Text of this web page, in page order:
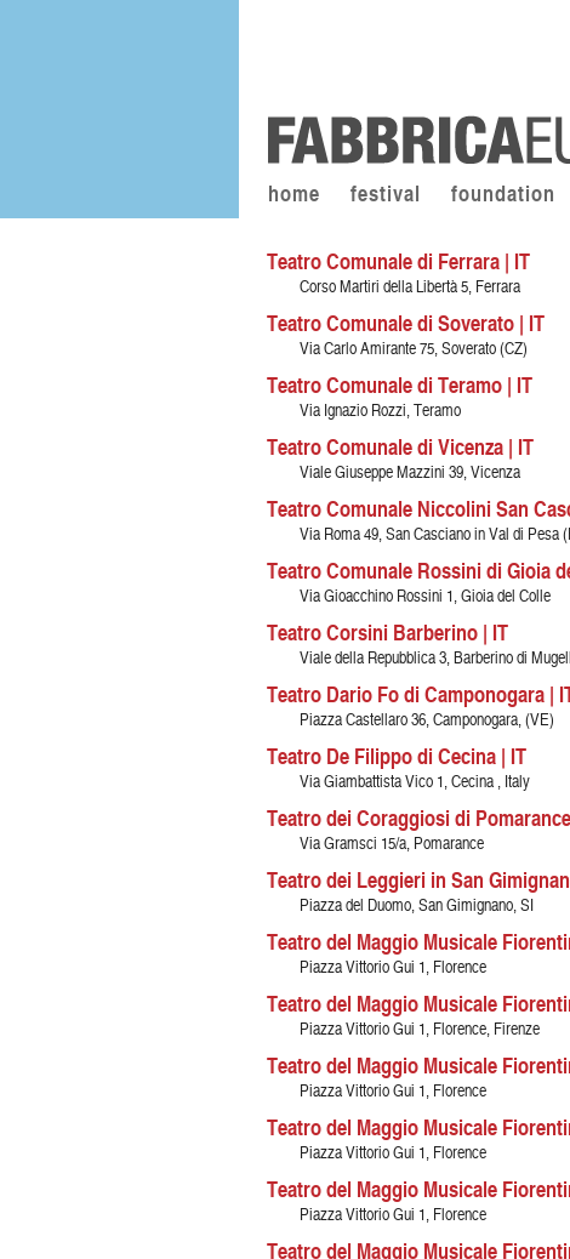
home festival foundation
Teatro Comunale di Ferrara | IT
Corso Martiri della Libertà 5, Ferrara
Teatro Comunale di Soverato | IT
Via Carlo Amirante 75, Soverato (CZ)
Teatro Comunale di Teramo | IT
Via Ignazio Rozzi, Teramo
Teatro Comunale di Vicenza | IT
Viale Giuseppe Mazzini 39, Vicenza
Teatro Comunale Niccolini San
Via Roma 49, San Casciano in Val di Pesa
Teatro Comunale Rossini di Gioia
Via Gioacchino Rossini 1, Gioia del Colle
Teatro Corsini Barberino | IT
Viale della Repubblica 3, Barberino di
Teatro Dario Fo di Camponogara |
Piazza Castellaro 36, Camponogara, (VE)
Teatro De Filippo di Cecina | IT
Via Giambattista Vico 1, Cecina , Italy
Teatro dei Coraggiosi di
Via Gramsci 15/a, Pomarance
Teatro dei Leggieri in San
Piazza del Duomo, San Gimignano, SI
Teatro del Maggio Musicale
Piazza Vittorio Gui 1, Florence
Teatro del Maggio Musicale
Piazza Vittorio Gui 1, Florence, Firenze
Teatro del Maggio Musicale
Piazza Vittorio Gui 1, Florence
Teatro del Maggio Musicale
Piazza Vittorio Gui 1, Florence
Teatro del Maggio Musicale
Piazza Vittorio Gui 1, Florence
Teatro del Maggio Musicale